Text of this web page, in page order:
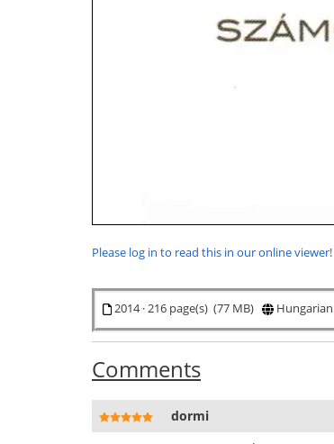
Please log in to read this in our online viewer!
2014 · 216 page(s) (77 MB) Hungarian
Comments
dormi